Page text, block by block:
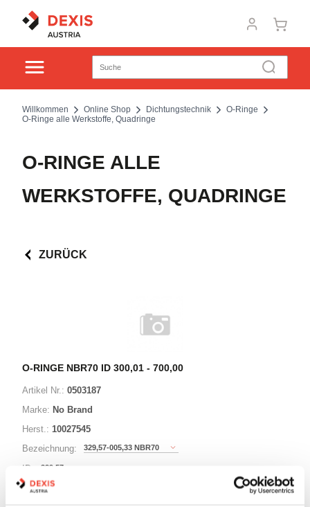
Willkommen Online Shop Dichtungstechnik
O-Ringe
O-Ringe alle Werkstoffe, Quadringe
O-RINGE ALLE
WERKSTOFFE, QUADRINGE
ZURÜCK
O-RINGE NBR70 ID 300,01 - 700,00
Artikel Nr.: 0503187
Marke: No Brand
Herst.: 10027545
Bezeichnung:
329,57-005,33 NBR70
ID: 329,57mm
Schnurstärke: